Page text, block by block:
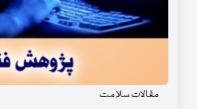
مقالات سلامت